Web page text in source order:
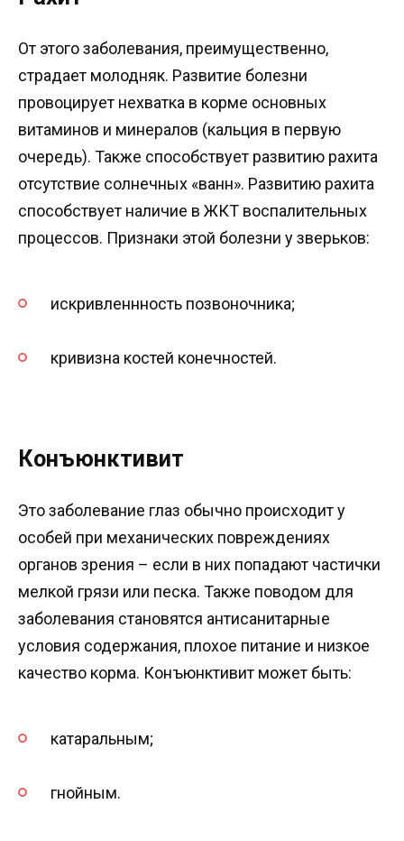
От этого заболевания, преимущественно,
страдает молодняк. Развитие болезни
провоцирует нехватка в корме основных
витаминов и минералов (кальция в первую
очередь). Также способствует развитию рахита
отсутствие солнечных «ванн». Развитию рахита
способствует наличие в ЖКТ воспалительных
процессов. Признаки этой болезни у зверьков:
искривленнность позвоночника;
кривизна костей конечностей.
Конъюнктивит
Это заболевание глаз обычно происходит у
особей при механических повреждениях
органов зрения – если в них попадают частички
мелкой грязи или песка. Также поводом для
заболевания становятся антисанитарные
условия содержания, плохое питание и низкое
качество корма. Конъюнктивит может быть:
катаральным;
гнойным.